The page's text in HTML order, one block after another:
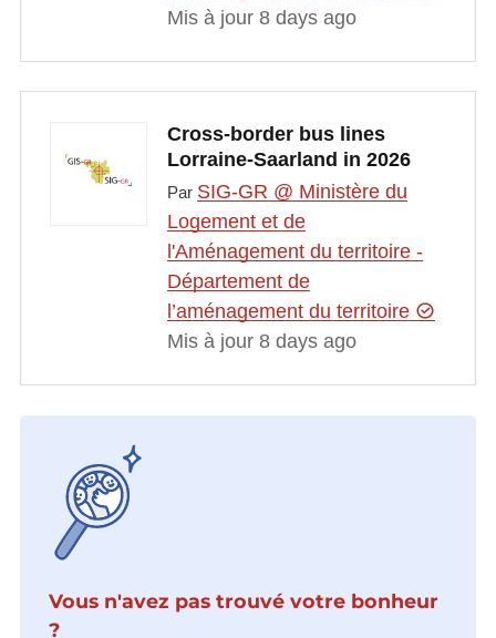
Mis à jour 8 days ago
Cross-border bus lines
Lorraine-Saarland in 2026
Par SIG-GR @ Ministère du
Logement et de
l'Aménagement du territoire -
Département de
l’aménagement du territoire
Mis à jour 8 days ago
Vous n'avez pas trouvé votre bonheur
?